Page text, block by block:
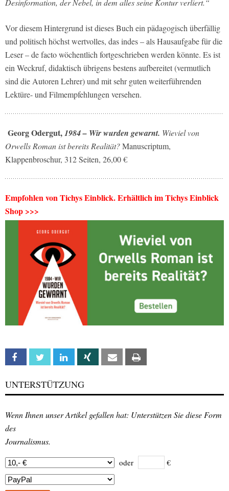
Vor diesem Hintergrund ist dieses Buch ein pädagogisch überfällig
und politisch höchst wertvolles, das indes – als Hausaufgabe für die
Leser – de facto wöchentlich fortgeschrieben werden könnte. Es ist
ein Weckruf, didaktisch übrigens bestens aufbereitet (vermutlich
sind die Autoren Lehrer) und mit sehr guten weiterführenden
Lektüre- und Filmempfehlungen versehen.
Georg Odergut,1984 – Wir wurden gewarnt. Wieviel von
Orwells Roman ist bereits Realität?Manuscriptum,
Klappenbroschur, 312 Seiten, 26,00 €
Empfohlen von Tichys Einblick. Erhältlich im Tichys Einblick
Shop >>>
Facebook Twitter Linkedin Xing Email
UNTERSTÜTZUNG
Wenn Ihnen unser Artikel gefallen hat: Unterstützen Sie diese Form
des
Journalismus.
oder €